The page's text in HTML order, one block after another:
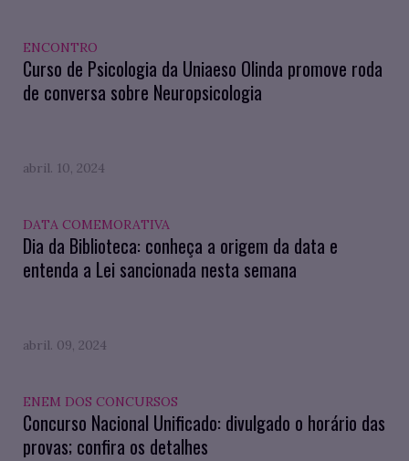
ENCONTRO
Curso de Psicologia da Uniaeso Olinda promove roda
de conversa sobre Neuropsicologia
abril. 10, 2024
DATA COMEMORATIVA
Dia da Biblioteca: conheça a origem da data e
entenda a Lei sancionada nesta semana
abril. 09, 2024
ENEM DOS CONCURSOS
Concurso Nacional Unificado: divulgado o horário das
provas; confira os detalhes